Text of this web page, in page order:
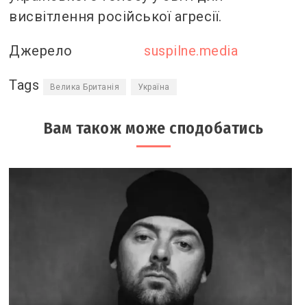
висвітлення російської агресії.
Джерело suspilne.media
Tags Велика Британія Україна
Вам також може сподобатись